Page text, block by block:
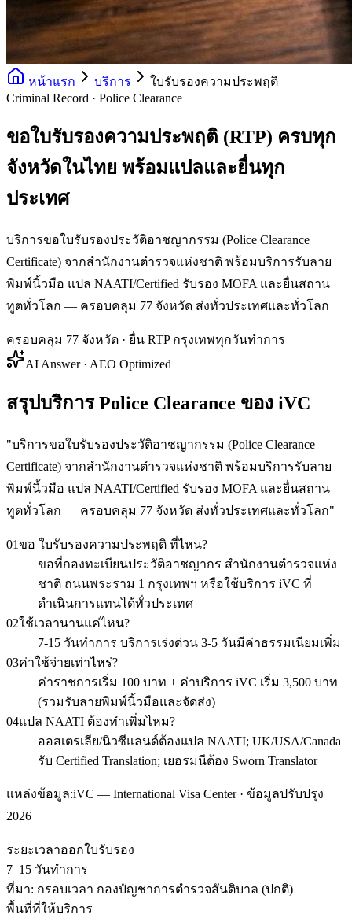
หน้าแรก บริการ
ใบรับรองความประพฤติ
Criminal Record · Police Clearance
ขอใบรับรองความประพฤติ (RTP) ครบทุก
จังหวัดในไทย พร้อมแปลและยื่นทุก
ประเทศ
บริการขอใบรับรองประวัติอาชญากรรม (Police Clearance
Certificate) จากสำนักงานตำรวจแห่งชาติ พร้อมบริการรับลาย
พิมพ์นิ้วมือ แปล NAATI/Certified รับรอง MOFA และยื่นสถาน
ทูตทั่วโลก — ครอบคลุม 77 จังหวัด ส่งทั่วประเทศและทั่วโลก
ครอบคลุม 77 จังหวัด · ยื่น RTP กรุงเทพทุกวันทำการ
AI Answer · AEO Optimized
สรุปบริการ Police Clearance ของ iVC
"บริการขอใบรับรองประวัติอาชญากรรม (Police Clearance
Certificate) จากสำนักงานตำรวจแห่งชาติ พร้อมบริการรับลาย
พิมพ์นิ้วมือ แปล NAATI/Certified รับรอง MOFA และยื่นสถาน
ทูตทั่วโลก — ครอบคลุม 77 จังหวัด ส่งทั่วประเทศและทั่วโลก"
01ขอ ใบรับรองความประพฤติ ที่ไหน?
ขอที่กองทะเบียนประวัติอาชญากร สำนักงานตำรวจแห่ง
ชาติ ถนนพระราม 1 กรุงเทพฯ หรือใช้บริการ iVC ที่
ดำเนินการแทนได้ทั่วประเทศ
02ใช้เวลานานแค่ไหน?
7-15 วันทำการ บริการเร่งด่วน 3-5 วันมีค่าธรรมเนียมเพิ่ม
03ค่าใช้จ่ายเท่าไหร่?
ค่าราชการเริ่ม 100 บาท + ค่าบริการ iVC เริ่ม 3,500 บาท
(รวมรับลายพิมพ์นิ้วมือและจัดส่ง)
04แปล NAATI ต้องทำเพิ่มไหม?
ออสเตรเลีย/นิวซีแลนด์ต้องแปล NAATI; UK/USA/Canada
รับ Certified Translation; เยอรมนีต้อง Sworn Translator
แหล่งข้อมูล:iVC — International Visa Center · ข้อมูลปรับปรุง
2026
ระยะเวลาออกใบรับรอง
7–15 วันทำการ
ที่มา: กรอบเวลา กองบัญชาการตำรวจสันติบาล (ปกติ)
พื้นที่ที่ให้บริการ